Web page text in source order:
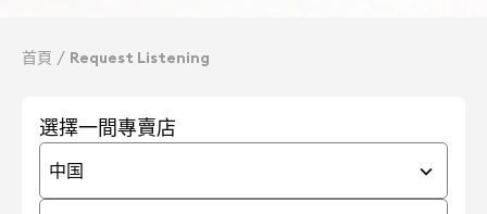
首頁 Request Listening
選擇一間專賣店
中国